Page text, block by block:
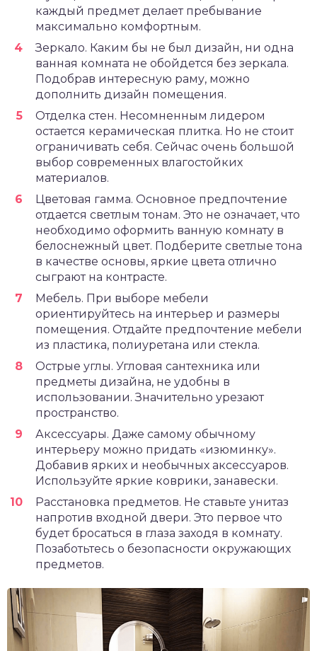
каждый предмет делает пребывание
максимально комфортным.
Зеркало. Каким бы не был дизайн, ни одна
ванная комната не обойдется без зеркала.
Подобрав интересную раму, можно
дополнить дизайн помещения.
Отделка стен. Несомненным лидером
остается керамическая плитка. Но не стоит
ограничивать себя. Сейчас очень большой
выбор современных влагостойких
материалов.
Цветовая гамма. Основное предпочтение
отдается светлым тонам. Это не означает, что
необходимо оформить ванную комнату в
белоснежный цвет. Подберите светлые тона
в качестве основы, яркие цвета отлично
сыграют на контрасте.
Мебель. При выборе мебели
ориентируйтесь на интерьер и размеры
помещения. Отдайте предпочтение мебели
из пластика, полиуретана или стекла.
Острые углы. Угловая сантехника или
предметы дизайна, не удобны в
использовании. Значительно урезают
пространство.
Аксессуары. Даже самому обычному
интерьеру можно придать «изюминку».
Добавив ярких и необычных аксессуаров.
Используйте яркие коврики, занавески.
Расстановка предметов. Не ставьте унитаз
напротив входной двери. Это первое что
будет бросаться в глаза заходя в комнату.
Позаботьтесь о безопасности окружающих
предметов.